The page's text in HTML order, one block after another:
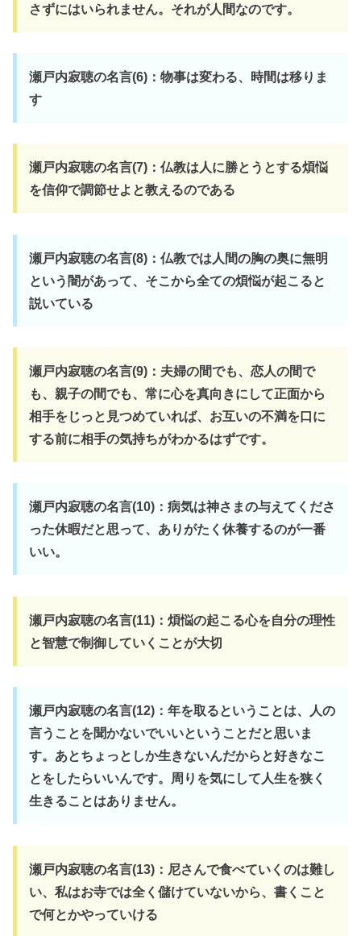
さずにはいられません。それが人間なのです。
瀬戸内寂聴の名言(6)：物事は変わる、時間は移りま
す
瀬戸内寂聴の名言(7)：仏教は人に勝とうとする煩悩
を信仰で調節せよと教えるのである
瀬戸内寂聴の名言(8)：仏教では人間の胸の奥に無明
という闇があって、そこから全ての煩悩が起こると
説いている
瀬戸内寂聴の名言(9)：夫婦の間でも、恋人の間で
も、親子の間でも、常に心を真向きにして正面から
相手をじっと見つめていれば、お互いの不満を口に
する前に相手の気持ちがわかるはずです。
瀬戸内寂聴の名言(10)：病気は神さまの与えてくださ
った休暇だと思って、ありがたく休養するのが一番
いい。
瀬戸内寂聴の名言(11)：煩悩の起こる心を自分の理性
と智慧で制御していくことが大切
瀬戸内寂聴の名言(12)：年を取るということは、人の
言うことを聞かないでいいということだと思いま
す。あとちょっとしか生きないんだからと好きなこ
とをしたらいいんです。周りを気にして人生を狭く
生きることはありません。
瀬戸内寂聴の名言(13)：尼さんで食べていくのは難し
い、私はお寺では全く儲けていないから、書くこと
で何とかやっていける